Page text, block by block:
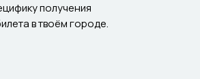
получения
в твоём городе.